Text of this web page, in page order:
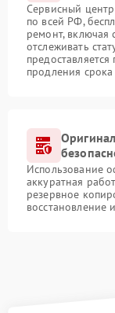
Сервисный центр
по всей РФ,
ремонт, включая
отслеживать
продления
Использование
аккуратная
резервное